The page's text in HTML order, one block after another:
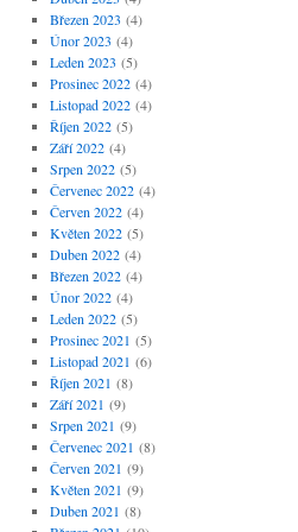
Březen 2023 (4)
Únor 2023 (4)
Leden 2023 (5)
Prosinec 2022(4)
Listopad 2022(4)
Říjen 2022(5)
Září 2022(4)
Srpen 2022(5)
Červenec 2022(4)
Červen 2022(4)
Květen 2022(5)
Duben 2022(4)
Březen 2022(4)
Únor 2022(4)
Leden 2022(5)
Prosinec 2021 (5)
Listopad 2021 (6)
Říjen 2021 (8)
Září 2021 (9)
Srpen 2021 (9)
Červenec 2021 (8)
Červen 2021 (9)
Květen 2021 (9)
Duben 2021 (8)